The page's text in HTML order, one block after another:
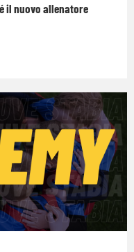
il nuovo allenatore